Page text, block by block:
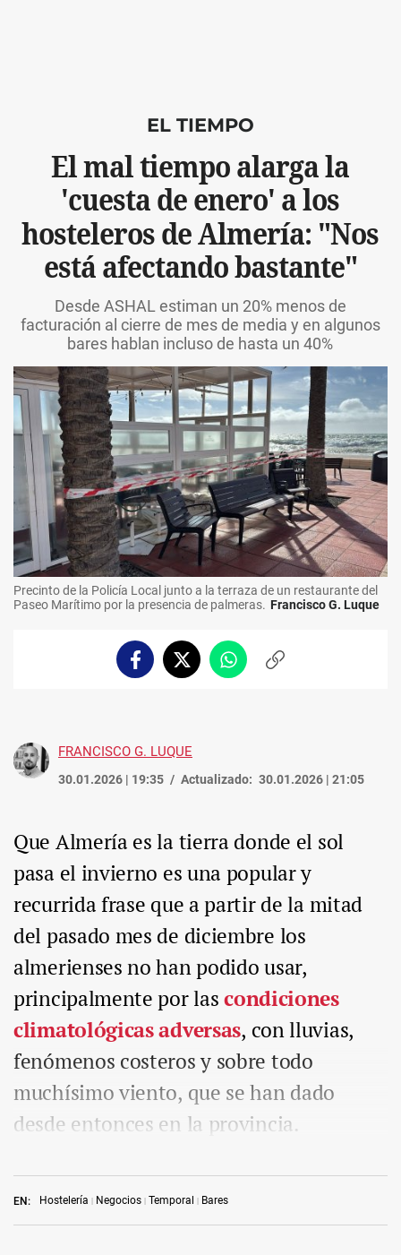
EL TIEMPO
El mal tiempo alarga la
'cuesta de enero' a los
hosteleros de Almería: "Nos
está afectando bastante"
Desde ASHAL estiman un 20% menos de
facturación al cierre de mes de media y en algunos
bares hablan incluso de hasta un 40%
Precinto de la Policía Local junto a la terraza de un restaurante del
Paseo Marítimo por la presencia de palmeras. Francisco G. Luque
FacebookTwitterWhatsappCopiar
FRANCISCO G. LUQUE
30.01.2026 | 19:35 Actualizado: 30.01.2026 | 21:05
EN: Hostelería Negocios Temporal Bares
Que Almería es la tierra donde el sol
pasa el invierno es una popular y
recurrida frase que a partir de la mitad
del pasado mes de diciembre los
almerienses no han podido usar,
principalmente por lascondiciones
climatológicas adversas, con lluvias,
fenómenos costeros y sobre todo
muchísimo viento, que se han dado
desde entonces en la provincia.